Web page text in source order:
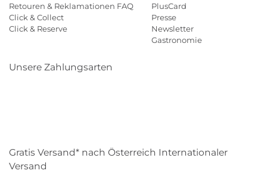
Retouren & Reklamationen FAQ
Click & Collect
Click & Reserve
PlusCard
Presse
Newsletter
Gastronomie
Unsere Zahlungsarten
Gratis Versand* nach Österreich Internationaler
Versand